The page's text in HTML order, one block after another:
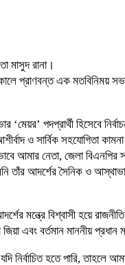
মাসুদ রানা।
প্রাণবন্ত এক মতবিনিময়
পদপ্রার্থী হিসেবে
ও সার্বিক সহযোগিতা
আমার নেতা, জেলা
তাঁর আদর্শের সৈনিক ও
মন্ত্রে বিশ্বাসী হয়ে
এবং বর্তমান মাননীয়
নির্বাচিত হতে পারি,